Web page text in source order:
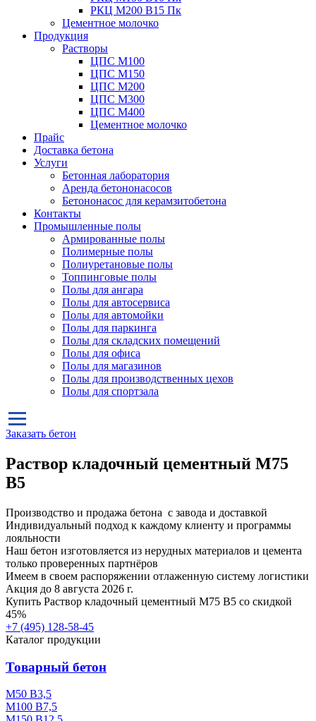
РКЦ М200 B15 Пк
Цементное молочко
Продукция
Растворы
ЦПС М100
ЦПС М150
ЦПС М200
ЦПС М300
ЦПС М400
Цементное молочко
Прайс
Доставка бетона
Услуги
Бетонная лаборатория
Аренда бетононасосов
Бетононасос для керамзитобетона
Контакты
Промышленные полы
Армированные полы
Полимерные полы
Полиуретановые полы
Топпинговые полы
Полы для ангара
Полы для автосервиса
Полы для автомойки
Полы для паркинга
Полы для складских помещений
Полы для офиса
Полы для магазинов
Полы для производственных цехов
Полы для спортзала
Заказать бетон
Раствор кладочный цементный М75
B5
Производство и продажа бетона с завода и доставкой
Индивидуальный подход к каждому клиенту и программы
лояльности
Наш бетон изготовляется из нерудных материалов и цемента
только проверенных партнёров
Имеем в своем распоряжении отлаженную систему логистики
Акция до 8 августа 2026 г.
Купить Раствор кладочный цементный М75 B5 со скидкой
45%
+7 (495) 128-58-45
Каталог продукции
Товарный бетон
М50 В3,5
М100 В7,5